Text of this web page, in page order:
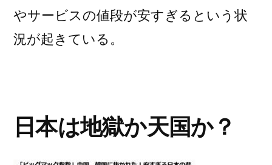
やサービスの値段が安すぎるという状
況が起きている。
日本は地獄か天国か？